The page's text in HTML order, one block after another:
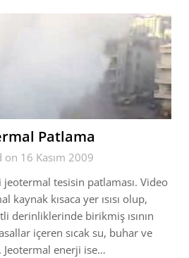
Patlama
on 16 Kasım 2009
tesisin patlaması. Video
kaynak kısaca yer ısısı olup,
derinliklerinde birikmiş ısının
içeren sıcak su, buhar ve
Jeotermal enerji ise…